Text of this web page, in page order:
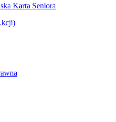
Karta Seniora